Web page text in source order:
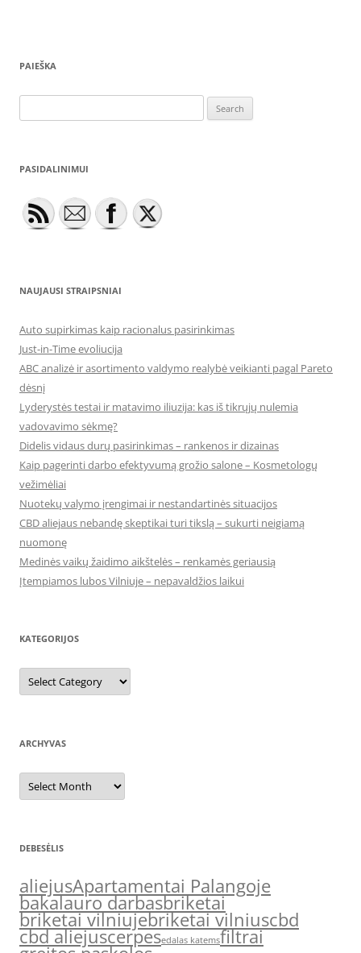
PAIEŠKA
for:
PASIDALINIMUI
NAUJAUSI STRAIPSNIAI
Auto supirkimas kaip racionalus pasirinkimas
Just-in-Time evoliucija
ABC analizė ir asortimento valdymo realybė veikianti pagal Pareto
dėsnį
Lyderystės testai ir matavimo iliuzija: kas iš tikrųjų nulemia
vadovavimo sėkmę?
Didelis vidaus durų pasirinkimas – rankenos ir dizainas
Kaip pagerinti darbo efektyvumą grožio salone – Kosmetologų
vežimėliai
Nuotekų valymo įrengimai ir nestandartinės situacijos
CBD aliejaus nebandę skeptikai turi tikslą – sukurti neigiamą
nuomonę
Medinės vaikų žaidimo aikštelės – renkamės geriausią
Įtempiamos lubos Vilniuje – nepavaldžios laikui
KATEGORIJOS
Kategorijos
ARCHYVAS
Archyvas
DEBESĖLIS
aliejusApartamentai Palangoje
bakalauro darbasbriketai
briketai vilniujebriketai vilniuscbd
cbd aliejuscerpesedalas katemsfiltrai